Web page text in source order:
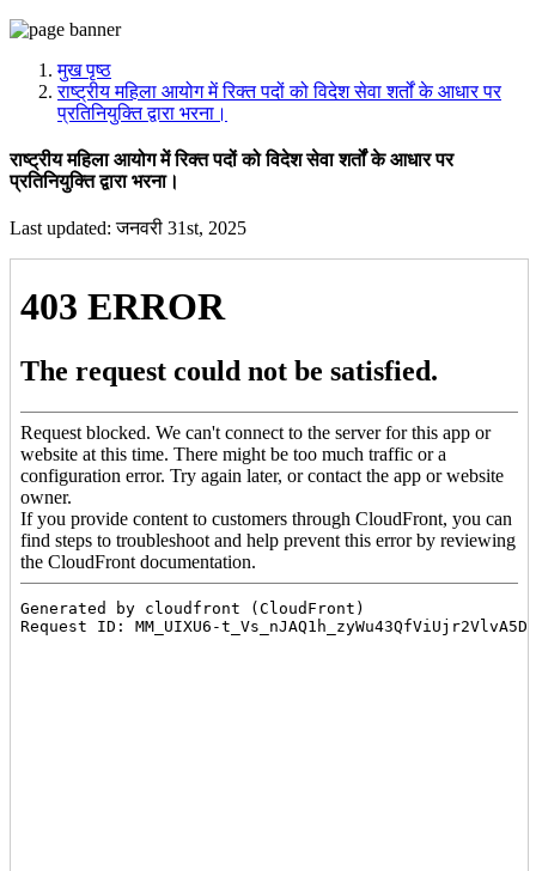
मुख पृष्ठ
राष्ट्रीय महिला आयोग में रिक्त पदों को विदेश सेवा शर्तों के आधार पर
प्रतिनियुक्ति द्वारा भरना।
राष्ट्रीय महिला आयोग में रिक्त पदों को विदेश सेवा शर्तों के आधार पर
प्रतिनियुक्ति द्वारा भरना।
Last updated: जनवरी 31st, 2025